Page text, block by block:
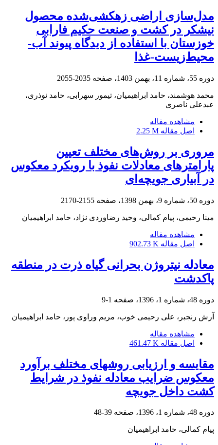
مدل‌سازی اراضی زهکشی‌شده محصول
نیشکر در کشت و صنعت حکیم فارابی
خوزستان با استفاده از دیدگاه پیوند آب-
محیط‌زیست-غذا
دوره 55، شماره 11، بهمن 1403، صفحه 2035-2055
محمد هوشمند، حامد ابراهیمیان، تیمور سهرابی، حامد نوذری،
عبدعلی ناصری
مشاهده مقاله
اصل مقاله 2.25 M
مروری بر روش‌های مختلف تعیین
پارامترهای معادلات نفوذ با رویکرد معکوس
در آبیاری جویچه‌ای
دوره 50، شماره 9، بهمن 1398، صفحه 2155-2170
مینا رحیمی، پیام کمالی، وحید رضاوردی نژاد، حامد ابراهیمیان
مشاهده مقاله
اصل مقاله 902.73 K
معادله نیتروژن بحرانی گیاه ذرت در منطقه
پاکدشت
دوره 48، شماره 1، 1396، صفحه 1-9
آرش رنجبر، علی رحیمی خوب، مریم وراوی پور، حامد ابراهیمیان
مشاهده مقاله
اصل مقاله 461.47 K
مقایسه و ارزیابی روش‏های مختلف برآورد
معکوس ضرایب معادله نفوذ در شرایط
کشت داخل جویچه
دوره 48، شماره 1، 1396، صفحه 39-48
پیام کمالی، حامد ابراهیمیان